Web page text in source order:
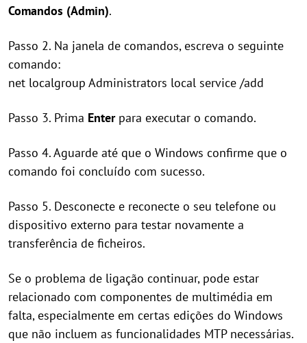
Comandos (Admin).
Passo 2. Na janela de comandos, escreva o seguinte
comando:
net localgroup Administrators local service /add
Passo 3. Prima Enterpara executar o comando.
Passo 4. Aguarde até que o Windows confirme que o
comando foi concluído com sucesso.
Passo 5. Desconecte e reconecte o seu telefone ou
dispositivo externo para testar novamente a
transferência de ficheiros.
Se o problema de ligação continuar, pode estar
relacionado com componentes de multimédia em
falta, especialmente em certas edições do Windows
que não incluem as funcionalidades MTP necessárias.